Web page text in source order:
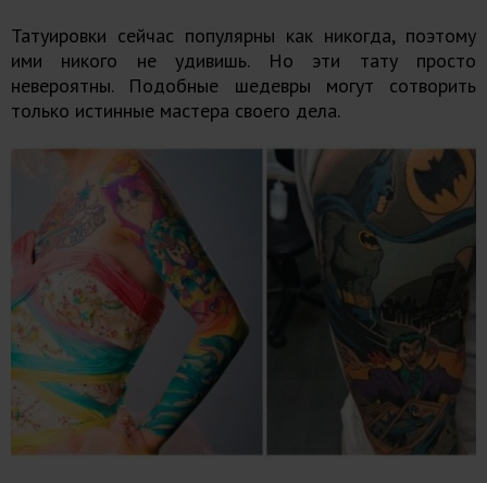
Татуировки сейчас популярны как никогда, поэтому
ими никого не удивишь. Но эти тату просто
невероятны. Подобные шедевры могут сотворить
только истинные мастера своего дела.